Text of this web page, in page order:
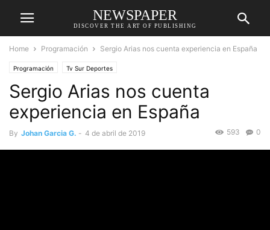
NEWSPAPER
DISCOVER THE ART OF PUBLISHING
Home Programación Sergio Arias nos cuenta experiencia en España
Programación Tv Sur Deportes
Sergio Arias nos cuenta
experiencia en España
By Johan Garcia G. - 4 de abril de 2019 0
593